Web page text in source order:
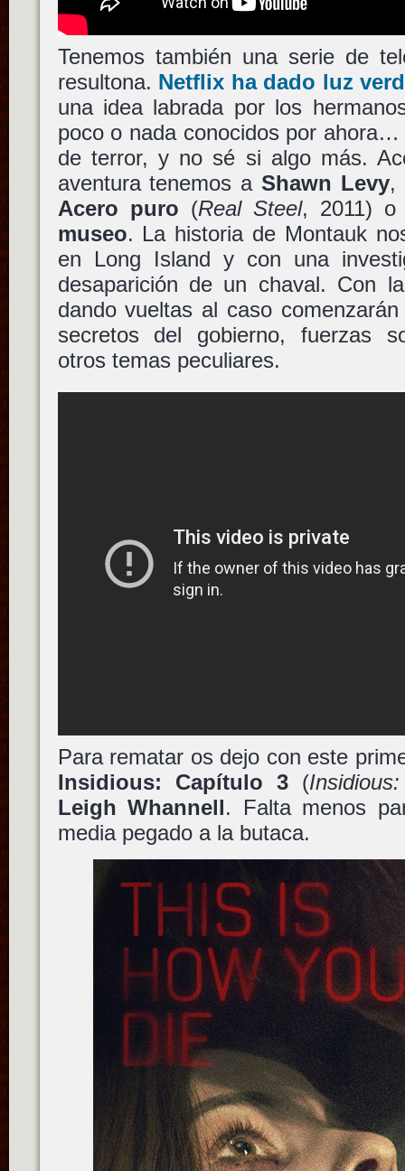
Tenemos también una serie de
resultona. Netflix ha dado luz
una idea labrada por los
poco o nada conocidos por
de terror, y no sé si algo más.
aventura tenemos aShawn Levy,
Acero puro (Real Steel, 2011)
museo. La historia de Montauk
en Long Island y con una
desaparición de un chaval. Con
dando vueltas al caso
secretos del gobierno, fuerzas
otros temas peculiares.
Para rematar os dejo con este
Insidious: Capítulo 3(
Leigh Whannell. Falta menos
media pegado a la butaca.